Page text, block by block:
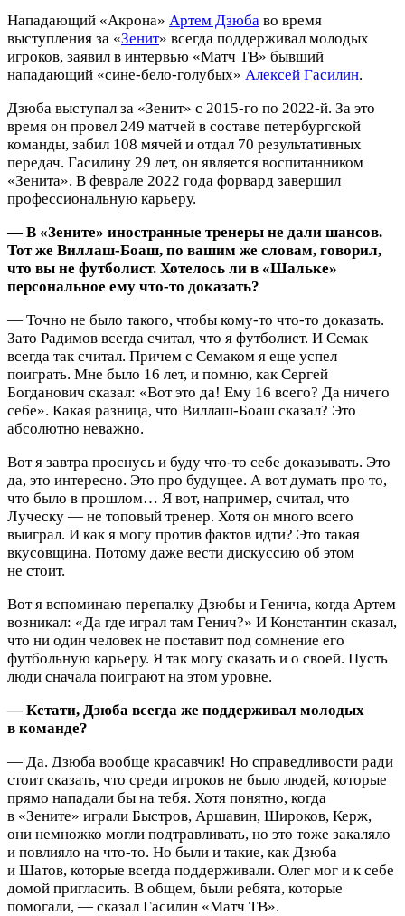
Нападающий «Акрона» Артем Дзюба во время
выступления за «Зенит» всегда поддерживал молодых
игроков, заявил в интервью «Матч ТВ» бывший
нападающий «сине‑бело‑голубых» Алексей Гасилин.
Дзюба выступал за «Зенит» с 2015‑го по 2022‑й. За это
время он провел 249 матчей в составе петербургской
команды, забил 108 мячей и отдал 70 результативных
передач. Гасилину 29 лет, он является воспитанником
«Зенита». В феврале 2022 года форвард завершил
профессиональную карьеру.
— В «Зените» иностранные тренеры не дали шансов.
Тот же Виллаш‑Боаш, по вашим же словам, говорил,
что вы не футболист. Хотелось ли в «Шальке»
персональное ему что‑то доказать?
— Точно не было такого, чтобы кому‑то что‑то доказать.
Зато Радимов всегда считал, что я футболист. И Семак
всегда так считал. Причем с Семаком я еще успел
поиграть. Мне было 16 лет, и помню, как Сергей
Богданович сказал: «Вот это да! Ему 16 всего? Да ничего
себе». Какая разница, что Виллаш‑Боаш сказал? Это
абсолютно неважно.
Вот я завтра проснусь и буду что‑то себе доказывать. Это
да, это интересно. Это про будущее. А вот думать про то,
что было в прошлом… Я вот, например, считал, что
Луческу — не топовый тренер. Хотя он много всего
выиграл. И как я могу против фактов идти? Это такая
вкусовщина. Потому даже вести дискуссию об этом
не стоит.
Вот я вспоминаю перепалку Дзюбы и Генича, когда Артем
возникал: «Да где играл там Генич?» И Константин сказал,
что ни один человек не поставит под сомнение его
футбольную карьеру. Я так могу сказать и о своей. Пусть
люди сначала поиграют на этом уровне.
— Кстати, Дзюба всегда же поддерживал молодых
в команде?
— Да. Дзюба вообще красавчик! Но справедливости ради
стоит сказать, что среди игроков не было людей, которые
прямо нападали бы на тебя. Хотя понятно, когда
в «Зените» играли Быстров, Аршавин, Широков, Керж,
они немножко могли подтравливать, но это тоже закаляло
и повлияло на что‑то. Но были и такие, как Дзюба
и Шатов, которые всегда поддерживали. Олег мог и к себе
домой пригласить. В общем, были ребята, которые
помогали, — сказал Гасилин «Матч ТВ».